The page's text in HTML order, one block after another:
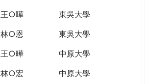
王○曄
東吳大學
林○恩
東吳大學
王○曄
中原大學
林○宏
中原大學